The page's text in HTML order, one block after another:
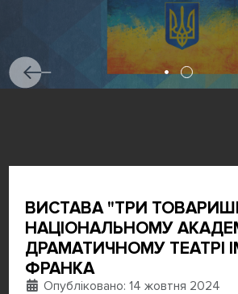
ВИСТАВА "ТРИ
НАЦІОНАЛЬНОМУ
ДРАМАТИЧНОМУ ТЕАТРІ
ФРАНКА
Деталі
Опубліковано: 14 жовтня 2024